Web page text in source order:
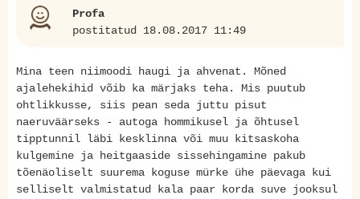
Profa
postitatud 18.08.2017 11:49
Mina teen niimoodi haugi ja ahvenat. Mõned
ajalehekihid võib ka märjaks teha. Mis puutub
ohtlikkusse, siis pean seda juttu pisut
naeruväärseks - autoga hommikusel ja õhtusel
tipptunnil läbi kesklinna või muu kitsaskoha
kulgemine ja heitgaaside sissehingamine pakub
tõenäoliselt suurema koguse mürke ühe päevaga kui
selliselt valmistatud kala paar korda suve jooksul